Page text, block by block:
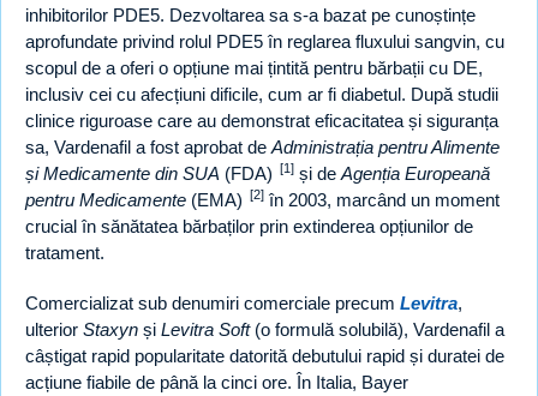
inhibitorilor PDE5. Dezvoltarea sa s-a bazat pe cunoștințe
aprofundate privind rolul PDE5 în reglarea fluxului sangvin, cu
scopul de a oferi o opțiune mai țintită pentru bărbații cu DE,
inclusiv cei cu afecțiuni dificile, cum ar fi diabetul. După studii
clinice riguroase care au demonstrat eficacitatea și siguranța
sa, Vardenafil a fost aprobat de Administrația pentru Alimente
și Medicamente din SUA (FDA) [1] și de Agenția Europeană
pentru Medicamente (EMA) [2] în 2003, marcând un moment
crucial în sănătatea bărbaților prin extinderea opțiunilor de
tratament.
Comercializat sub denumiri comerciale precum Levitra,
ulterior Staxyn și Levitra Soft(o formulă solubilă), Vardenafil a
câștigat rapid popularitate datorită debutului rapid și duratei de
acțiune fiabile de până la cinci ore. În Italia, Bayer